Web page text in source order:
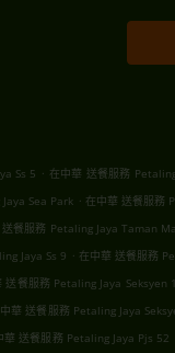
Ss 5 . 在中華 送餐服務
Sea Park . 在中華 送餐服務
送餐服務 Petaling Jaya Taman
Jaya Ss 9 . 在中華 送餐服務
送餐服務 Petaling Jaya Seksyen
華 送餐服務 Petaling Jaya
華 送餐服務 Petaling Jaya Pjs 52